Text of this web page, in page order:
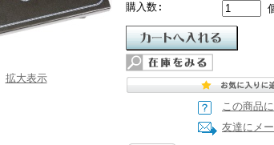
拡大表示
購入数:
この商品
友達にメ